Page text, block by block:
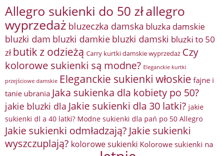
Allegro sukienki do 50 złallegro
wyprzedaż bluzeczka damska bluzka damskie
bluzki dam bluzki damkie bluzki damski bluzki to 50
zł butik z odzieżą Carry kurtki damskie wyprzedaż Czy
kolorowe sukienki są modne? Eleganckie kurtki
przejściowe damskie Eleganckie sukienki włoskie fajne i
tanie ubrania Jaka sukienka dla kobiety po 50?
jakie bluzki dla Jakie sukienki dla 30 latki? jakie
sukienki dl a 40 latki? Modne sukienki dla pań po 50 Allegro
Jakie sukienki odmładzają? Jakie sukienki
wyszczuplają? kolorowe sukienki Kolorowe sukienki na